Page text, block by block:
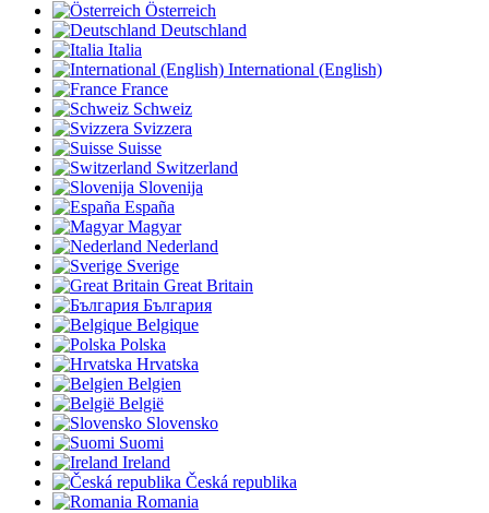
Österreich
Deutschland
Italia
International (English)
France
Schweiz
Svizzera
Suisse
Switzerland
Slovenija
España
Magyar
Nederland
Sverige
Great Britain
България
Belgique
Polska
Hrvatska
Belgien
België
Slovensko
Suomi
Ireland
Česká republika
Romania